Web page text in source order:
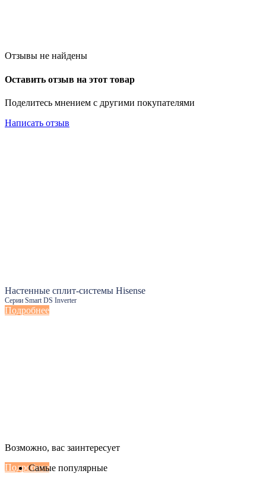
Отзывы не найдены
Оставить отзыв на этот товар
Поделитесь мнением с другими покупателями
Написать отзыв
Настенные сплит-системы Hisense
Серии Smart DS Inverter
Подробнее
Настенные сплит-системы Haier
Подробнее
Возможно, вас заинтересует
Самые популярные